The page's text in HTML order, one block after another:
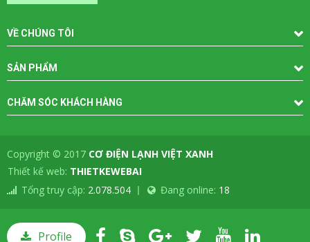
VỀ CHÚNG TÔI
SẢN PHẨM
CHĂM SÓC KHÁCH HÀNG
Copyright © 2017 CƠ ĐIỆN LẠNH VIỆT XANH
Thiết kế web: THIETKEWEBAI
Tổng truy cập: 2.078.504 Đang online: 18
Profile